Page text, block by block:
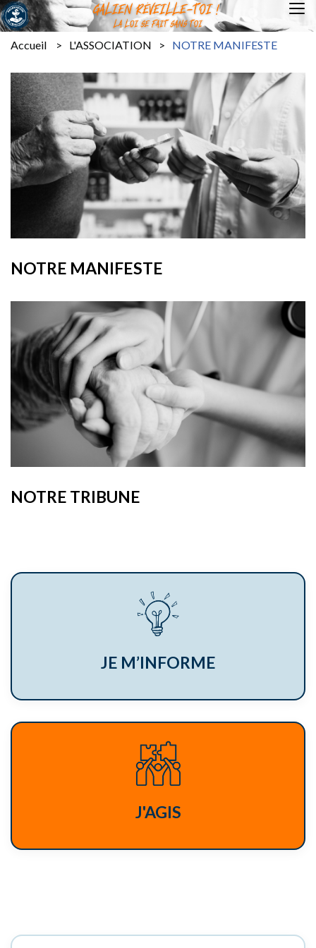
Accueil L'ASSOCIATION NOTRE MANIFESTE
NOTRE MANIFESTE
NOTRE TRIBUNE
JE M’INFORME
J'AGIS